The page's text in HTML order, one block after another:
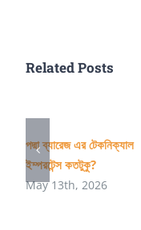
Related Posts
পদ্মা ব্যারেজ এর টেকনিক্যাল
ইম্পরটেন্স কতটুকু?
May 13th, 2026